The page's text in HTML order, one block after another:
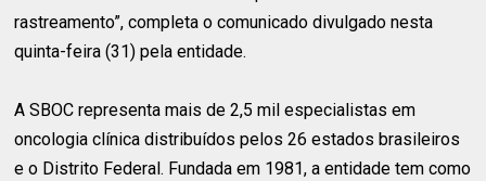
rastreamento”, completa o comunicado divulgado nesta
quinta-feira (31) pela entidade.
A SBOC representa mais de 2,5 mil especialistas em
oncologia clínica distribuídos pelos 26 estados brasileiros
e o Distrito Federal. Fundada em 1981, a entidade tem como